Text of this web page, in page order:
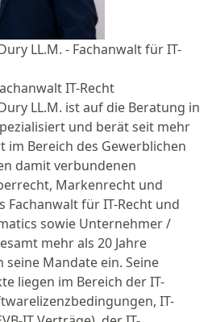
LL.M. - Fachanwalt für IT-
IT-Recht
LL.M. ist auf die Beratung in
und berät seit mehr
im Bereich des Gewerblichen
damit verbundenen
Markenrecht und
Fachanwalt für IT-Recht und
sowie Unternehmer /
mehr als 20 Jahre
Mandate ein. Seine
liegen im Bereich der IT-
IT-